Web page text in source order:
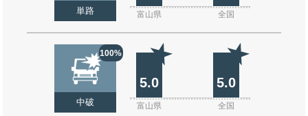
単路 富山県 全国
100%
中破
5.0 5.0
富山県 全国